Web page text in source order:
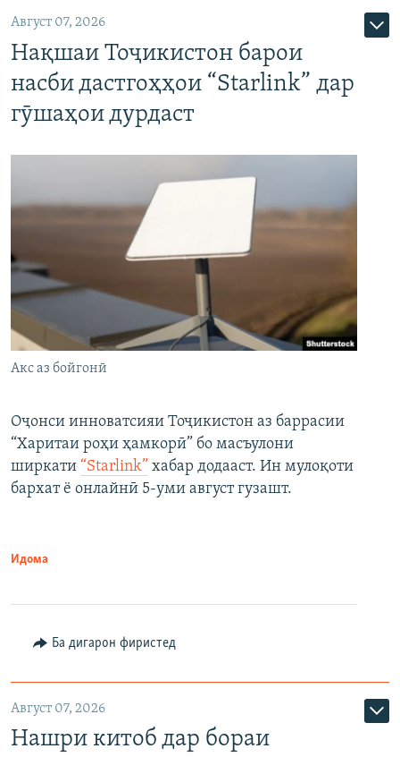
Август 07, 2026
Нақшаи Тоҷикистон барои
насби дастгоҳҳои “Starlink” дар
гӯшаҳои дурдаст
Акс аз бойгонӣ
Оҷонси инноватсияи Тоҷикистон аз баррасии
“Харитаи роҳи ҳамкорӣ” бо масъулони
ширкати “Starlink” хабар додааст. Ин мулоқоти
бархат ё онлайнӣ 5-уми август гузашт.
Идома
Ба дигарон фиристед
Август 07, 2026
Нашри китоб дар бораи